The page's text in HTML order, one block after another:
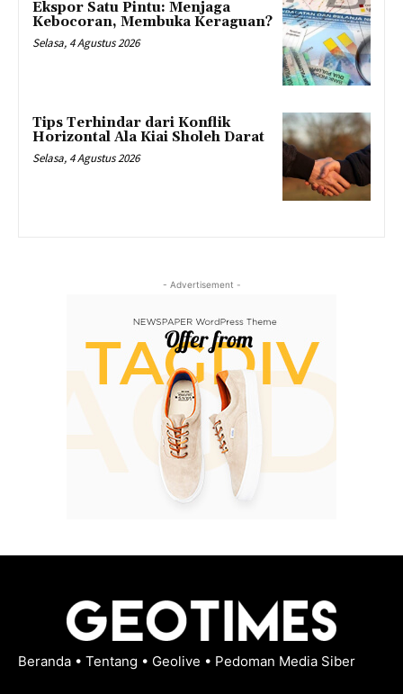
Ekspor Satu Pintu: Menjaga
Kebocoran, Membuka Keraguan?
Selasa, 4 Agustus 2026
Tips Terhindar dari Konflik
Horizontal Ala Kiai Sholeh Darat
Selasa, 4 Agustus 2026
- Advertisement -
Beranda • Tentang • Geolive • Pedoman Media Siber